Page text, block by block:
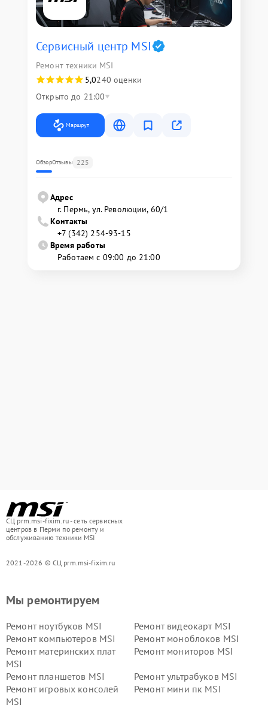
Сервисный центр MSI
Ремонт техники MSI
5,0240 оценки
Открыто до 21:00
Маршрут
ОбзорОтзывы 225
Адрес
г. Пермь, ул. ​Революции, 60/1
Контакты
+7 (342) 254-93-15
Время работы
Работаем с 09:00 до 21:00
СЦ prm.msi-fixim.ru - сеть сервисных
центров в Перми по ремонту и
обслуживанию техники MSI
2021-2026 © СЦ prm.msi-fixim.ru
Мы ремонтируем
Ремонт ноутбуков MSI
Ремонт видеокарт MSI
Ремонт компьютеров MSI
Ремонт моноблоков MSI
Ремонт материнских плат
MSI
Ремонт мониторов MSI
Ремонт планшетов MSI
Ремонт ультрабуков MSI
Ремонт игровых консолей
MSI
Ремонт мини пк MSI